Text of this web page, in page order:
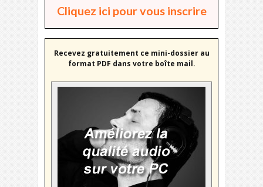
Cliquez ici pour vous inscrire
Recevez gratuitement ce mini-dossier au
format PDF dans votre boîte mail.